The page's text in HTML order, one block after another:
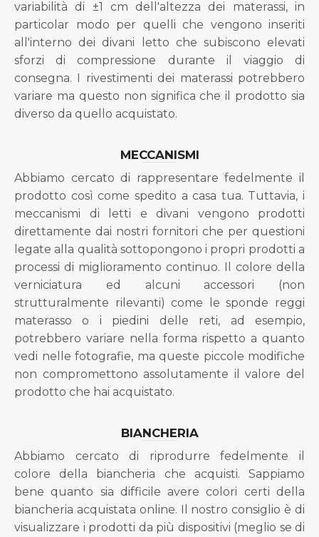
variabilità di ±1 cm dell'altezza dei materassi, in
particolar modo per quelli che vengono inseriti
all'interno dei divani letto che subiscono elevati
sforzi di compressione durante il viaggio di
consegna. I rivestimenti dei materassi potrebbero
variare ma questo non significa che il prodotto sia
diverso da quello acquistato.
MECCANISMI
Abbiamo cercato di rappresentare fedelmente il
prodotto così come spedito a casa tua. Tuttavia, i
meccanismi di letti e divani vengono prodotti
direttamente dai nostri fornitori che per questioni
legate alla qualità sottopongono i propri prodotti a
processi di miglioramento continuo. Il colore della
verniciatura ed alcuni accessori (non
strutturalmente rilevanti) come le sponde reggi
materasso o i piedini delle reti, ad esempio,
potrebbero variare nella forma rispetto a quanto
vedi nelle fotografie, ma queste piccole modifiche
non compromettono assolutamente il valore del
prodotto che hai acquistato.
BIANCHERIA
Abbiamo cercato di riprodurre fedelmente il
colore della biancheria che acquisti. Sappiamo
bene quanto sia difficile avere colori certi della
biancheria acquistata online. Il nostro consiglio è di
visualizzare i prodotti da più dispositivi (meglio se di